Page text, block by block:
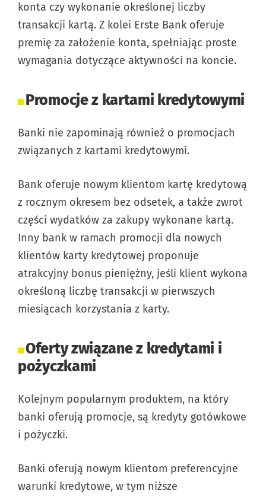
konta czy wykonanie określonej liczby
transakcji kartą. Z kolei Erste Bank oferuje
premię za założenie konta, spełniając proste
wymagania dotyczące aktywności na koncie.
Promocje z kartami kredytowymi
Banki nie zapominają również o promocjach
związanych z kartami kredytowymi.
Bank oferuje nowym klientom kartę kredytową
z rocznym okresem bez odsetek, a także zwrot
części wydatków za zakupy wykonane kartą.
Inny bank w ramach promocji dla nowych
klientów karty kredytowej proponuje
atrakcyjny bonus pieniężny, jeśli klient wykona
określoną liczbę transakcji w pierwszych
miesiącach korzystania z karty.
Oferty związane z kredytami i
pożyczkami
Kolejnym popularnym produktem, na który
banki oferują promocje, są kredyty gotówkowe
i pożyczki.
Banki oferują nowym klientom preferencyjne
warunki kredytowe, w tym niższe